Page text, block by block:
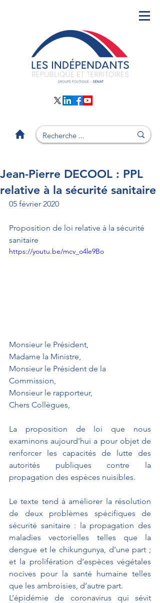
Jean-Pierre DECOOL : PPL
relative à la sécurité sanitaire
05 février 2020
Proposition de loi relative à la sécurité
sanitaire
https://youtu.be/mcv_o4le9Bo
Monsieur le Président,
Madame la Ministre,
Monsieur le Président de la
Commission,
Monsieur le rapporteur,
Chers Collègues,
La proposition de loi que nous
examinons aujourd’hui a pour objet de
renforcer les capacités de lutte des
autorités publiques contre la
propagation des espèces nuisibles.
Le texte tend à améliorer la résolution
de deux problèmes spécifiques de
sécurité sanitaire : la propagation des
maladies vectorielles telles que la
dengue et le chikungunya, d’une part ;
et la prolifération d’espèces végétales
nocives pour la santé humaine telles
que les ambroisies, d’autre part.
L’épidémie de coronavirus qui sévit